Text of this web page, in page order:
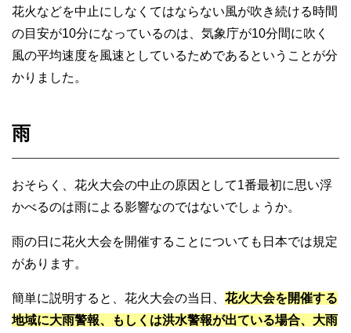
花火などを中止にしなくてはならない風が吹き続ける時間
の目安が10分になっているのは、気象庁が10分間に吹く
風の平均速度を風速としているためであるということが分
かりました。
雨
おそらく、花火大会の中止の原因として1番最初に思い浮
かべるのは雨による影響なのではないでしょうか。
雨の日に花火大会を開催することについても日本では規定
があります。
簡単に説明すると、花火大会の当日、 花火大会を開催する
地域に大雨警報、もしくは洪水警報が出ている場合、大雨